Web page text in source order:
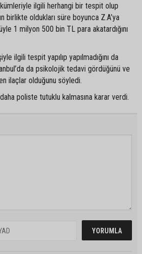
ilgili herhangi bir tespit olup
birlikte oldukları süre boyunca Z.A’ya
1 milyon 500 bin TL para akatardığını
ilgili tespit yapılıp yapılmadığını da
da psikolojik tedavi gördüğünü ve
ilaçlar olduğunu söyledi.
poliste tutuklu kalmasına karar verdi.